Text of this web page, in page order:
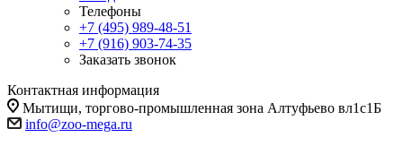
Телефоны
+7 (495) 989-48-51
+7 (916) 903-74-35
Заказать звонок
Контактная информация
Мытищи, торгово-промышленная зона Алтуфьево вл1с1Б
info@zoo-mega.ru